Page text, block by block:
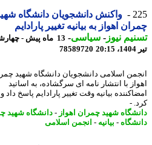
واکنش دانشجویان دانشگاه شهید
اهواز به بیانیه تغییر پارادایم
نیوز-سیاسی-
13
78589720
اسلامی دانشجویان دانشگاه شهید چمران
با انتشار نامه ای سرگشاده، به اساتید
بیانیه وقت تغییر پارادایم پاسخ داد و
-
شهید چمران اهواز -دانشگاه شهید
-بیانیه-انجمن اسلامی